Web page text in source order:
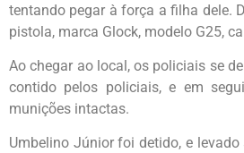
tentando pegar à força a filha dele.
pistola, marca Glock, modelo G25,
Ao chegar ao local, os policiais se
contido pelos policiais, e em
munições intactas.
Umbelino Júnior foi detido, e